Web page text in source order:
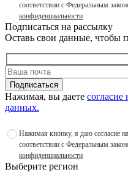
соответствии с Федеральным
конфиденциальности
Подписаться на рассылку
Оставь свои данные, чтобы
Подписаться
Нажимая, вы даете согласие
данных.
Нажимая кнопку, я даю согласие
соответствии с Федеральным
конфиденциальности
Выберите регион